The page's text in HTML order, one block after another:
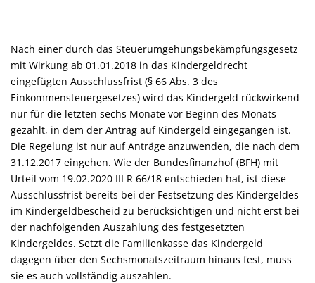
Nach einer durch das Steuerumgehungsbekämpfungsgesetz
mit Wirkung ab 01.01.2018 in das Kindergeldrecht
eingefügten Ausschlussfrist (§ 66 Abs. 3 des
Einkommensteuergesetzes) wird das Kindergeld rückwirkend
nur für die letzten sechs Monate vor Beginn des Monats
gezahlt, in dem der Antrag auf Kindergeld eingegangen ist.
Die Regelung ist nur auf Anträge anzuwenden, die nach dem
31.12.2017 eingehen. Wie der Bundesfinanzhof (BFH) mit
Urteil vom 19.02.2020 III R 66/18 entschieden hat, ist diese
Ausschlussfrist bereits bei der Festsetzung des Kindergeldes
im Kindergeldbescheid zu berücksichtigen und nicht erst bei
der nachfolgenden Auszahlung des festgesetzten
Kindergeldes. Setzt die Familienkasse das Kindergeld
dagegen über den Sechsmonatszeitraum hinaus fest, muss
sie es auch vollständig auszahlen.